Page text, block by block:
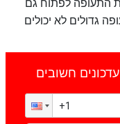
התעופה לפתוח גם
גדולים לא יכולים
חשובים